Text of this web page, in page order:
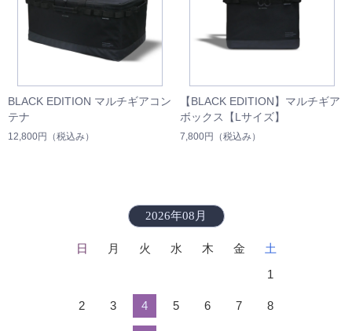
BLACK EDITION マルチギアコン
テナ
12,800円 （税込み）
【BLACK EDITION】マルチギア
ボックス【Lサイズ】
7,800円 （税込み）
2026年08月
日 月 火 水 木 金
土
1
2 3 4 5 6 7 8